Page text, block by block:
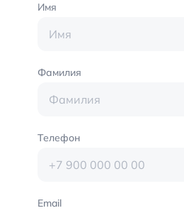
Имя
Фамилия
Телефон
Email